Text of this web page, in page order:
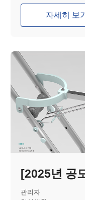
자세히 보기
관리자